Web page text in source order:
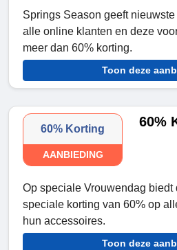
Springs Season geeft
alle online klanten en deze
meer dan 60% korting.
Toon deze
60% Korting
AANBIEDING
60%
Op speciale Vrouwendag biedt
speciale korting van 60% op
hun accessoires.
Toon deze